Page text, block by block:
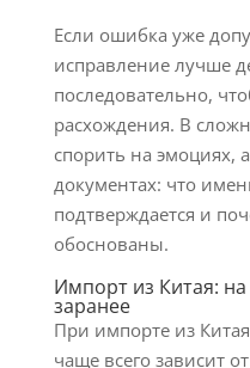
Если ошибка уже
исправление лучше
последовательно,
расхождения. В
спорить на эмоциях,
документах: что
подтверждается и
обоснованы.
Импорт из Китая:
заранее
При импорте из
чаще всего зависит